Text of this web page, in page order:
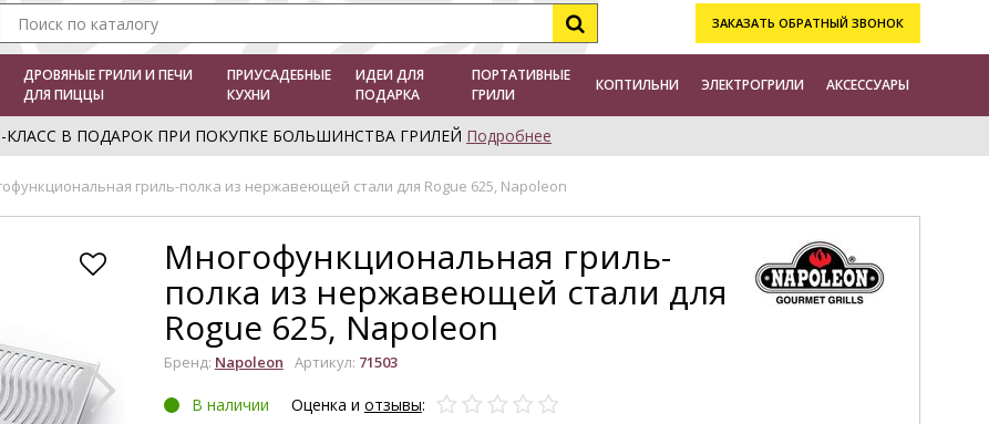
ЗАКАЗАТЬ ОБРАТНЫЙ ЗВОНОК
ДРОВЯНЫЕ ГРИЛИ И ПЕЧИ
ДЛЯ ПИЦЦЫ
ПРИУСАДЕБНЫЕ
КУХНИ
ИДЕИ ДЛЯ
ПОДАРКА
ПОРТАТИВНЫЕ
ГРИЛИ
КОПТИЛЬНИ ЭЛЕКТРОГРИЛИ АКСЕССУАРЫ
КЛАСС В ПОДАРОК ПРИ ПОКУПКЕ БОЛЬШИНСТВА ГРИЛЕЙ Подробнее
гриль-полка из нержавеющей стали для Rogue 625, Napoleon
УВЕЛИЧИТЬ
Многофункциональная гриль-
полка из нержавеющей стали для
Rogue 625, Napoleon
Бренд: Napoleon Артикул: 71503
В наличии Оценка и отзывы: